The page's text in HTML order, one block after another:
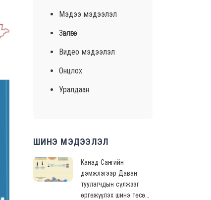
Мэдээ мэдээлэл
Зөвлөгөө
Видео мэдээлэл
Онцлох
Уралдаан
ШИНЭ МЭДЭЭЛЭЛ
Канад Сангийн
дэмжлэгээр Даван
туулагчдын сүлжээг
өргөжүүлэх шинэ төсөл